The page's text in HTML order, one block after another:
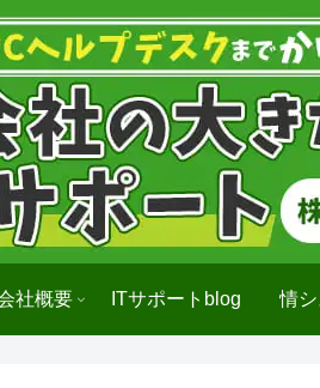
社概要 ITサポートblog 情